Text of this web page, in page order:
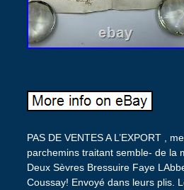
PAS DE VENTES A L’EXPORT ,
parchemins traitant semble- de la
Deux Sèvres Bressuire Faye
Coussay! Envoyé dans leurs plis.